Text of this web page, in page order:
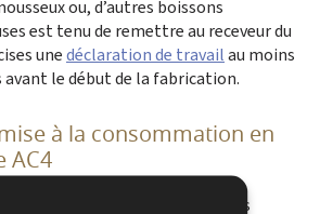
ou, d’autres boissons
est tenu de remettre au receveur du
unedéclaration de travailau moins
le début de la fabrication.
à la consommation en
AC4
des vins indigènes produits